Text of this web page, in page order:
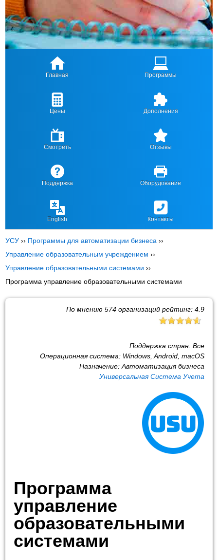
Главная Программы
Цены Дополнения
Смотреть Отзывы
Поддержка Оборудование
English Контакты
УСУ ›› Программы для автоматизации бизнеса ››
Управление образовательным учреждением ››
Управление образовательными системами ››
Программа управление образовательными системами
По мнению 574организаций рейтинг: 4.9
Поддержка стран: Все
Операционная система: Windows, Android, macOS
Назначение: Автоматизация бизнеса
Универсальная Система Учета
Программа
управление
образовательными
системами